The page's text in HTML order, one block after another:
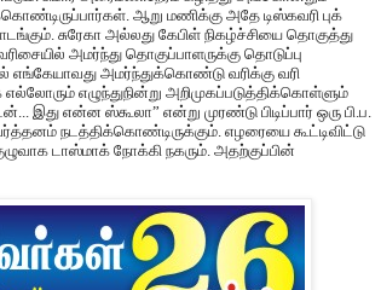
ஆறு மணிக்கு அதே டிஸ்கவரி புக்
சுரேகா அல்லது கேபிள் நிகழ்ச்சியை தொகுத்து
அமர்ந்து தொகுப்பாளருக்கு தொடுப்பு
எங்கேயாவது அமர்ந்துக்கொண்டு வரிக்கு வரி
எழுந்துநின்று அறிமுகப்படுத்திக்கொள்ளும்
இது என்ன ஸ்கூலா” என்று முரண்டு பிடிப்பார் ஒரு பி.ப.
நடத்திக்கொண்டிருக்கும். எழரையை கூட்டிவிட்டு
டாஸ்மாக் நோக்கி நகரும். அதற்குப்பின்